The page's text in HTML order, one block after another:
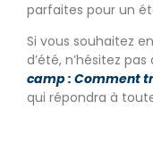
parfaites pour un
Si vous souhaitez
d’été, n’hésitez
camp : Comment
qui répondra à